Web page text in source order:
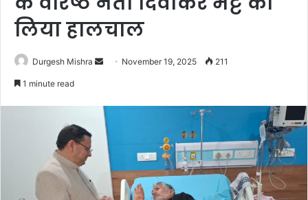
लिया हालचाल
Durgesh Mishra
Send November 19, 2025 211
1 minute read